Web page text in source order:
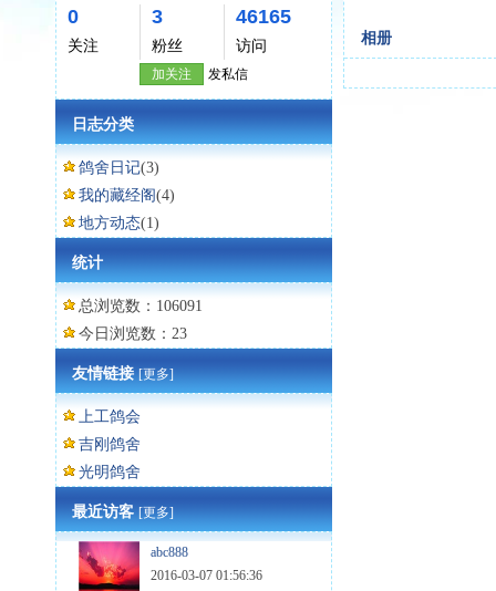
0
关注
3
粉丝
46165
访问
加关注 发私信
日志分类
鸽舍日记(3)
我的藏经阁(4)
地方动态(1)
统计
总浏览数：106091
今日浏览数：23
友情链接[更多]
上工鸽会
吉刚鸽舍
光明鸽舍
最近访客[更多]
abc888
2016-03-07 01:56:36
相册